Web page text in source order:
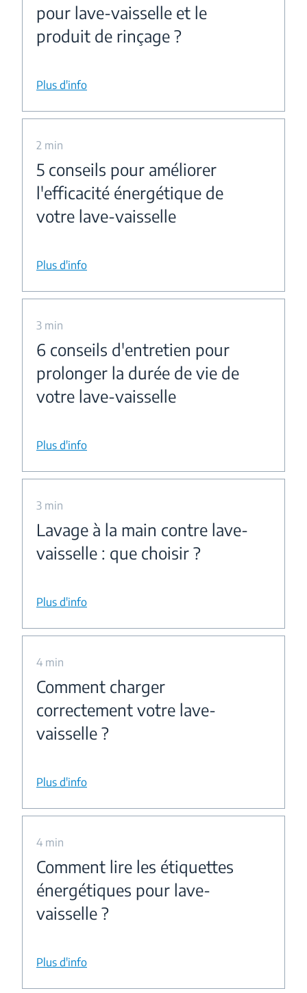
pour lave-vaisselle et le
produit de rinçage ?
Plus d'info
2 min
5 conseils pour améliorer
l'efficacité énergétique de
votre lave-vaisselle
Plus d'info
3 min
6 conseils d'entretien pour
prolonger la durée de vie de
votre lave-vaisselle
Plus d'info
3 min
Lavage à la main contre lave-
vaisselle : que choisir ?
Plus d'info
4 min
Comment charger
correctement votre lave-
vaisselle ?
Plus d'info
4 min
Comment lire les étiquettes
énergétiques pour lave-
vaisselle ?
Plus d'info